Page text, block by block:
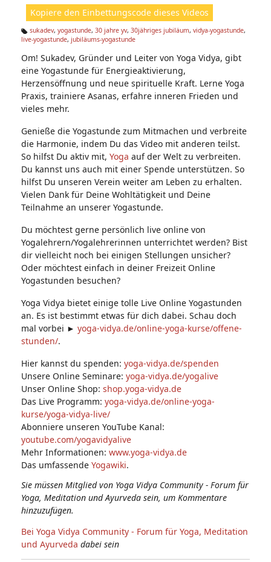
n:
Kopiere den Einbettungscode dieses Videos
Ta
s:
sukadev, yogastunde, 30 jahre yv, 30jähriges jubiläum, vidya-yogastunde,
live-yogastunde, jubiläums-yogastunde
Om! Sukadev, Gründer und Leiter von Yoga Vidya, gibt
eine Yogastunde für Energieaktivierung,
Herzensöffnung und neue spirituelle Kraft. Lerne Yoga
Praxis, trainiere Asanas, erfahre inneren Frieden und
vieles mehr.
Genieße die Yogastunde zum Mitmachen und verbreite
die Harmonie, indem Du das Video mit anderen teilst.
So hilfst Du aktiv mit, Yoga auf der Welt zu verbreiten.
Du kannst uns auch mit einer Spende unterstützen. So
hilfst Du unseren Verein weiter am Leben zu erhalten.
Vielen Dank für Deine Wohltätigkeit und Deine
Teilnahme an unserer Yogastunde.
Du möchtest gerne persönlich live online von
Yogalehrern/Yogalehrerinnen unterrichtet werden? Bist
dir vielleicht noch bei einigen Stellungen unsicher?
Oder möchtest einfach in deiner Freizeit Online
Yogastunden besuchen?
Yoga Vidya bietet einige tolle Live Online Yogastunden
an. Es ist bestimmt etwas für dich dabei. Schau doch
mal vorbei ► yoga-vidya.de/online-yoga-kurse/offene-
stunden/.
Hier kannst du spenden: yoga-vidya.de/spenden
Unsere Online Seminare: yoga-vidya.de/yogalive
Unser Online Shop: shop.yoga-vidya.de
Das Live Programm: yoga-vidya.de/online-yoga-
kurse/yoga-vidya-live/
Abonniere unseren YouTube Kanal:
youtube.com/yogavidyalive
Mehr Informationen: www.yoga-vidya.de
Das umfassende Yogawiki.
Sie müssen Mitglied von Yoga Vidya Community - Forum für
Yoga, Meditation und Ayurveda sein, um Kommentare
hinzuzufügen.
Bei Yoga Vidya Community - Forum für Yoga, Meditation
und Ayurveda dabei sein